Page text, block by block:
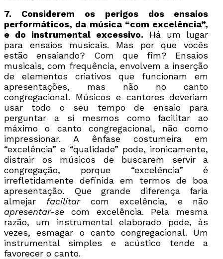
7. Considerem os perigos dos ensaios
performáticos, da música “com excelência”,
e do instrumental excessivo. Há um lugar
para ensaios musicais. Mas por que vocês
estão ensaiando? Com que fim? Ensaios
musicais, com frequência, envolvem a inserção
de elementos criativos que funcionam em
apresentações, mas não no canto
congregacional. Músicos e cantores deveriam
usar todo o seu tempo de ensaio para
perguntar a si mesmos como facilitar ao
máximo o canto congregacional, não como
impressionar. A ênfase costumeira em
“excelência” e “qualidade” pode, ironicamente,
distrair os músicos de buscarem servir a
congregação, porque “excelência” é
irrefletidamente definida em termos de boa
apresentação. Que grande diferença faria
almejar facilitarcom excelência, e não
apresentar-se com excelência. Pela mesma
razão, um instrumental elaborado pode, às
vezes, esmagar o canto congregacional. Um
instrumental simples e acústico tende a
favorecer o canto.